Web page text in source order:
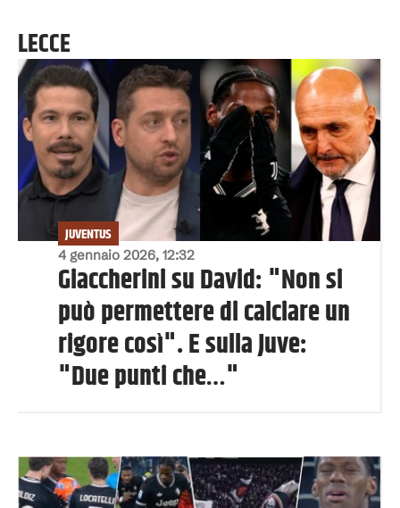
LECCE
4 gennaio 2026, 12:32
JUVENTUS
Giaccherini su David: "Non si
può permettere di calciare un
rigore così". E sulla Juve:
"Due punti che…"